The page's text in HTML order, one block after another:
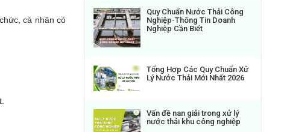
cá nhân có
Quy Chuẩn Nước Thải Công
Nghiệp-Thông Tin Doanh
Nghiệp Cần Biết
Tổng Hợp Các Quy Chuẩn Xử
Lý Nước Thải Mới Nhất 2026
Vấn đề nan giải trong xử lý
nước thải khu công nghiệp